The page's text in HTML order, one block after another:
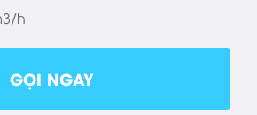
h
GỌI NGAY